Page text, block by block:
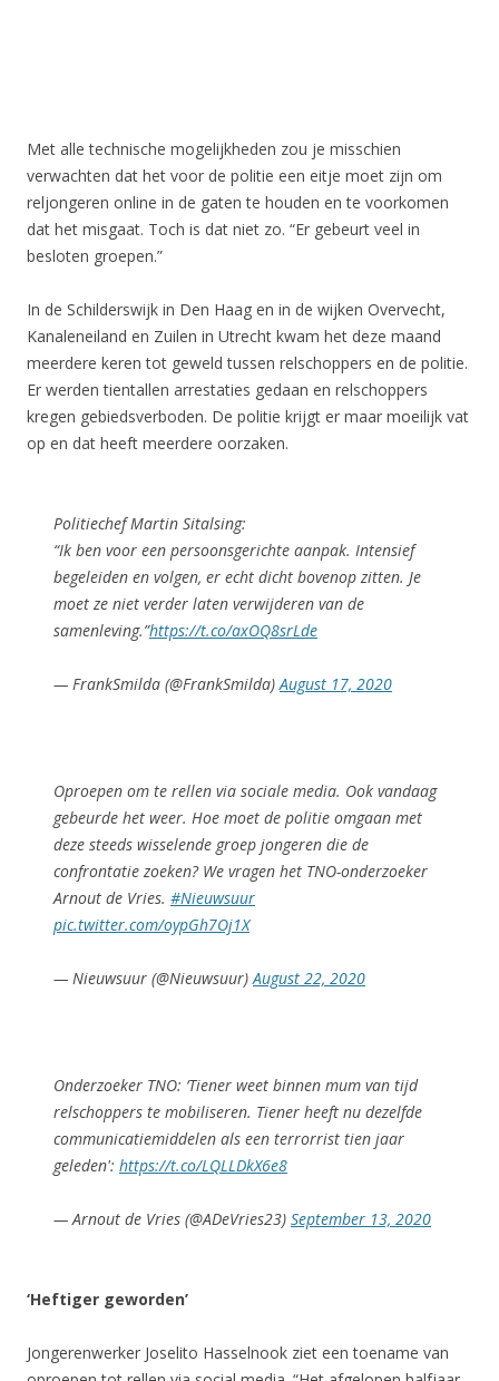
Met alle technische mogelijkheden zou je misschien
verwachten dat het voor de politie een eitje moet zijn om
reljongeren online in de gaten te houden en te voorkomen
dat het misgaat. Toch is dat niet zo. “Er gebeurt veel in
besloten groepen.”
In de Schilderswijk in Den Haag en in de wijken Overvecht,
Kanaleneiland en Zuilen in Utrecht kwam het deze maand
meerdere keren tot geweld tussen relschoppers en de politie.
Er werden tientallen arrestaties gedaan en relschoppers
kregen gebiedsverboden. De politie krijgt er maar moeilijk vat
op en dat heeft meerdere oorzaken.
Politiechef Martin Sitalsing:
“Ik ben voor een persoonsgerichte aanpak. Intensief
begeleiden en volgen, er echt dicht bovenop zitten. Je
moet ze niet verder laten verwijderen van de
samenleving.”https://t.co/axOQ8srLde
— FrankSmilda (@FrankSmilda)August 17, 2020
Oproepen om te rellen via sociale media. Ook vandaag
gebeurde het weer. Hoe moet de politie omgaan met
deze steeds wisselende groep jongeren die de
confrontatie zoeken? We vragen het TNO-onderzoeker
Arnout de Vries. #Nieuwsuur
pic.twitter.com/oypGh7Oj1X
— Nieuwsuur (@Nieuwsuur)August 22, 2020
Onderzoeker TNO: ‘Tiener weet binnen mum van tijd
relschoppers te mobiliseren. Tiener heeft nu dezelfde
communicatiemiddelen als een terrorrist tien jaar
geleden': https://t.co/LQLLDkX6e8
— Arnout de Vries (@ADeVries23) September 13, 2020
‘Heftiger geworden’
Jongerenwerker Joselito Hasselnook ziet een toename van